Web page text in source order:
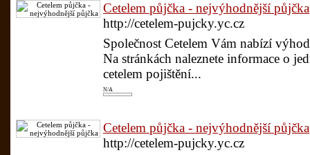
Cetelem půjčka - nejvýhodnější půjčka
http://cetelem-pujcky.yc.cz
Společnost Cetelem Vám nabízí
Na stránkách naleznete informace o
cetelem pojištění...
N/A
Cetelem půjčka - nejvýhodnější půjčka
http://cetelem-pujcky.yc.cz